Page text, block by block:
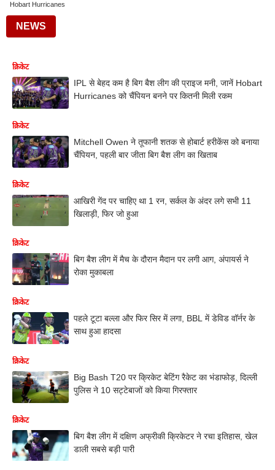
Hobart Hurricanes
NEWS
क्रिकेट
IPL से बेहद कम है बिग बैश लीग की प्राइज मनी, जानें Hobart
Hurricanes को चैंपियन बनने पर कितनी मिली रकम
क्रिकेट
Mitchell Owen ने तूफानी शतक से होबार्ट हरीकेंस को बनाया
चैंपियन, पहली बार जीता बिग बैश लीग का खिताब
क्रिकेट
आखिरी गेंद पर चाहिए था 1 रन, सर्कल के अंदर लगे सभी 11
खिलाड़ी, फिर जो हुआ
क्रिकेट
बिग बैश लीग में मैच के दौरान मैदान पर लगी आग, अंपायर्स ने
रोका मुकाबला
क्रिकेट
पहले टूटा बल्ला और फिर सिर में लगा, BBL में डेविड वॉर्नर के
साथ हुआ हादसा
क्रिकेट
Big Bash T20 पर क्रिकेट बेटिंग रैकेट का भंडाफोड़, दिल्ली
पुलिस ने 10 सट्टेबाजों को किया गिरफ्तार
क्रिकेट
बिग बैश लीग में दक्षिण अफ्रीकी क्रिकेटर ने रचा इतिहास, खेल
डाली सबसे बड़ी पारी